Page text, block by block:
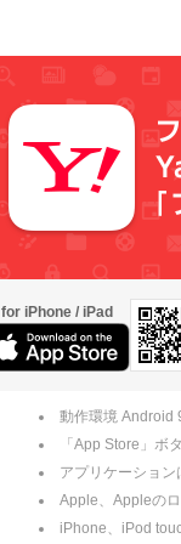
for iPhone / iPad
動作環境 Android
「App Store」ボ
アプリケーショ
Apple、Appleの
iPhone、iPod